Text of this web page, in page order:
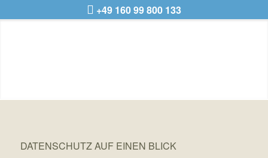
+49 160 99 800 133
DATENSCHUTZ AUF EINEN BLICK